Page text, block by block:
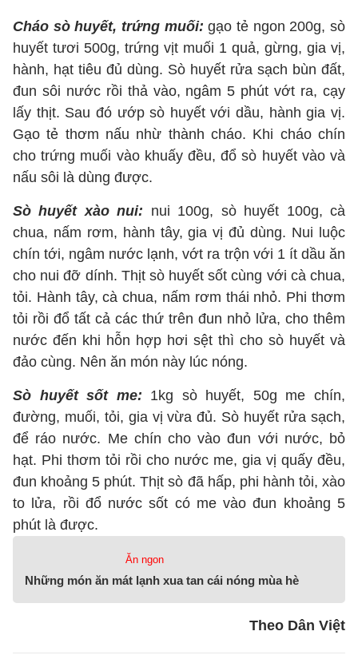
Cháo sò huyết, trứng muối:gạo tẻ ngon 200g, sò
huyết tươi 500g, trứng vịt muối 1 quả, gừng, gia vị,
hành, hạt tiêu đủ dùng. Sò huyết rửa sạch bùn đất,
đun sôi nước rồi thả vào, ngâm 5 phút vớt ra, cạy
lấy thịt. Sau đó ướp sò huyết với dầu, hành gia vị.
Gạo tẻ thơm nấu nhừ thành cháo. Khi cháo chín
cho trứng muối vào khuấy đều, đổ sò huyết vào và
nấu sôi là dùng được.
Sò huyết xào nui: nui 100g, sò huyết 100g, cà
chua, nấm rơm, hành tây, gia vị đủ dùng. Nui luộc
chín tới, ngâm nước lạnh, vớt ra trộn với 1 ít dầu ăn
cho nui đỡ dính. Thịt sò huyết sốt cùng với cà chua,
tỏi. Hành tây, cà chua, nấm rơm thái nhỏ. Phi thơm
tỏi rồi đổ tất cả các thứ trên đun nhỏ lửa, cho thêm
nước đến khi hỗn hợp hơi sệt thì cho sò huyết và
đảo cùng. Nên ăn món này lúc nóng.
Sò huyết sốt me: 1kg sò huyết, 50g me chín,
đường, muối, tỏi, gia vị vừa đủ. Sò huyết rửa sạch,
để ráo nước. Me chín cho vào đun với nước, bỏ
hạt. Phi thơm tỏi rồi cho nước me, gia vị quấy đều,
đun khoảng 5 phút. Thịt sò đã hấp, phi hành tỏi, xào
to lửa, rồi đổ nước sốt có me vào đun khoảng 5
phút là được.
Ăn ngon
Những món ăn mát lạnh xua tan cái nóng mùa hè
Theo Dân Việt